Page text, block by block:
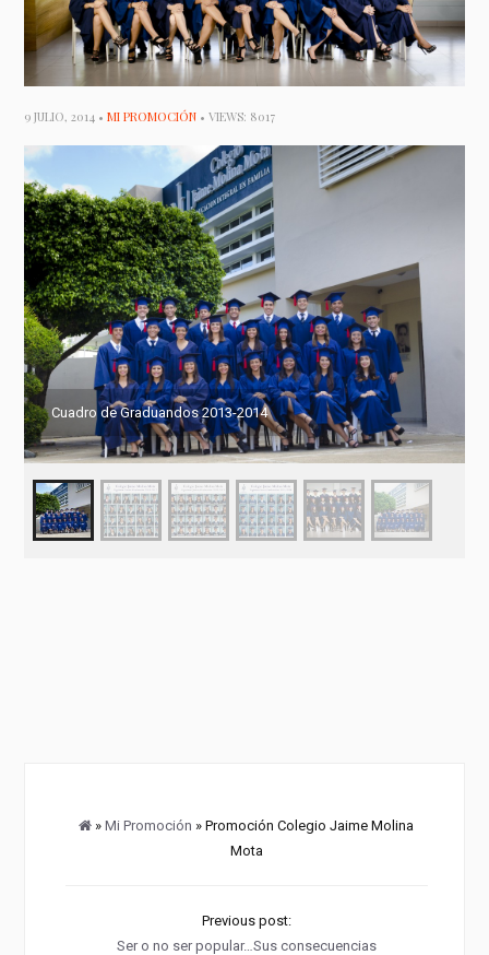
9 JULIO, 2014 •MI PROMOCIÓN • VIEWS: 8017
Cuadro de Graduandos 2013-2014
»Mi Promoción » Promoción Colegio Jaime Molina
Mota
Previous post:
Ser o no ser popular…Sus consecuencias